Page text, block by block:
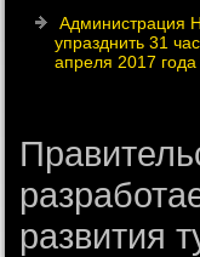
Администрация
упразднить 31
апреля 2017 года
развития